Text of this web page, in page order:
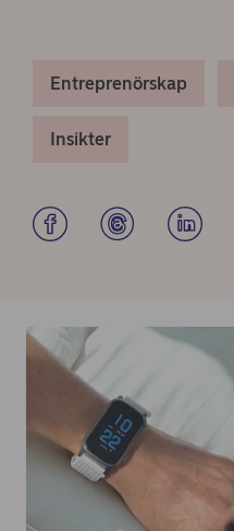
Entreprenörskap
Insikter